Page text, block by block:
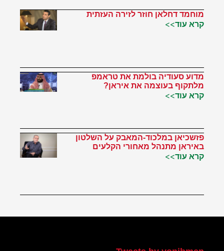
מוחמד דחלאן חוזר לזירה העזתית
קרא עוד>>
מדוע סעודיה בולמת את טראמפ
מלתקוף בעוצמה את איראן?
קרא עוד>>
פזשכיאן במלכוד-המאבק על השלטון
באיראן מתנהל מאחורי הקלעים
קרא עוד>>